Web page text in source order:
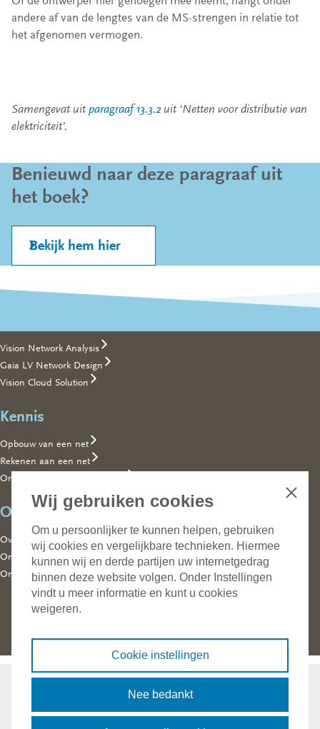
andere af van de lengtes van de MS-strengen in relatie tot
het afgenomen vermogen.
Samengevat uit paragraaf 13.3.2 uit ‘Netten voor distributie van
elektriciteit’.
Benieuwd naar deze paragraaf uit
het boek?
Bekijk hem hier
Vision Network Analysis
Gaia LV Network Design
Vision Cloud Solution
Kennis
Opbouw van een net
Rekenen aan een net
Ontwerpen en bedrijfsvoering
Organisatie
Over ons
Ons team
Onderdeel van Technolution
Building 026
Koningstraat 27-1d
Wij gebruiken cookies
Om u persoonlijker te kunnen helpen, gebruiken
wij cookies en vergelijkbare technieken. Hiermee
kunnen wij en derde partijen uw internetgedrag
binnen deze website volgen. Onder Instellingen
vindt u meer informatie en kunt u cookies
weigeren.
Sluiten
Cookie instellingen
Nee bedankt